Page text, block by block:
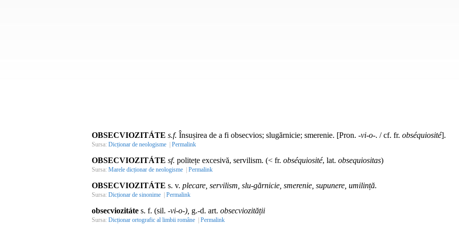
OBSECVIOZITÁTE s.f. Însușirea de a fi obsecvios; slugărnicie; smerenie. [Pron. -vi-o-. / cf. fr. obséquiosité].
Sursa: Dicționar de neologisme | Permalink
OBSECVIOZITÁTE sf. politețe excesivă, servilism. (< fr. obséquiosité, lat. obsequiositas)
Sursa: Marele dicționar de neologisme | Permalink
OBSECVIOZITÁTE s. v. plecare, servilism, slu-gărnicie, smerenie, supunere, umilință.
Sursa: Dicționar de sinonime | Permalink
obsecviozitáte s. f. (sil. -vi-o-), g.-d. art. obsecviozității
Sursa: Dicționar ortografic al limbii române | Permalink